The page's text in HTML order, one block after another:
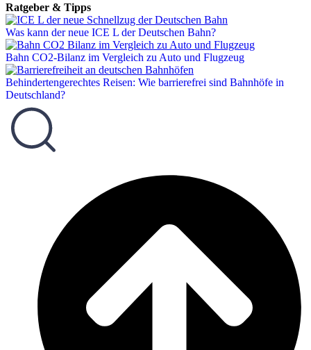
Ratgeber & Tipps
Was kann der neue ICE L der Deutschen Bahn?
Bahn CO2-Bilanz im Vergleich zu Auto und Flugzeug
Behindertengerechtes Reisen: Wie barrierefrei sind Bahnhöfe in
Deutschland?